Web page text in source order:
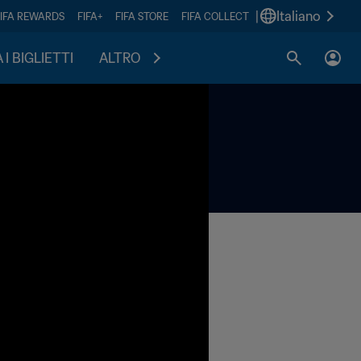
REWARDS FIFA+ FIFA STORE FIFA COLLECT Italiano
I BIGLIETTI ALTRO